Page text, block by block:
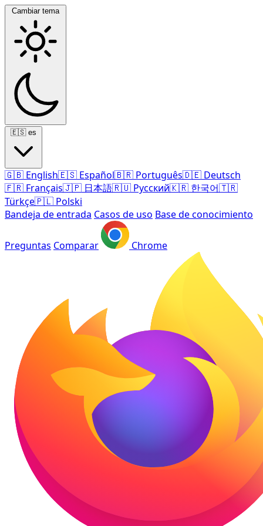
Cambiar tema
🇪🇸 es
🇬🇧 English🇪🇸 Español🇧🇷 Português🇩🇪 Deutsch
🇫🇷 Français🇯🇵 日本語🇷🇺 Русский🇰🇷 한국어🇹🇷
Türkçe🇵🇱 Polski
Bandeja de entrada Casos de uso Base de conocimiento
Preguntas Comparar Chrome